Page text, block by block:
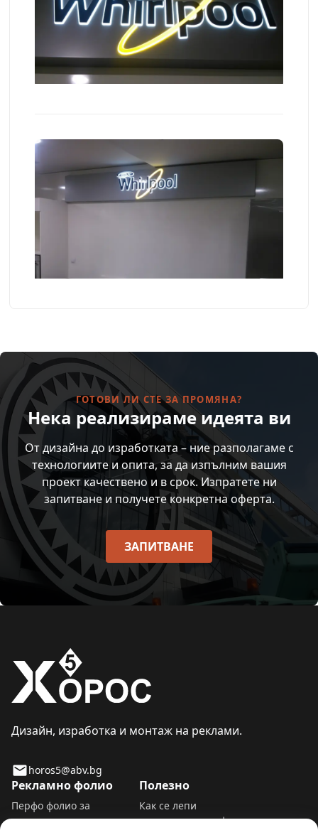
ГОТОВИ ЛИ СТЕ ЗА ПРОМЯНА?
Нека реализираме идеята ви
От дизайна до изработката – ние разполагаме с
технологиите и опита, за да изпълним вашия
проект качествено и в срок. Изпратете ни
запитване и получете конкретна оферта.
ЗАПИТВАНЕ
Дизайн, изработка и монтаж на реклами.
horos5@abv.bg
Рекламно фолио
Перфо фолио за
прозорци и витрини
Полезно
Как се лепи
самозалепващо фолио